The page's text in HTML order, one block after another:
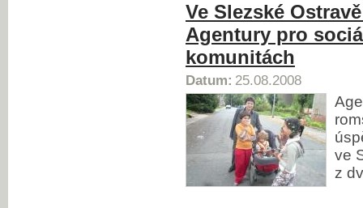
Ve Slezské
Agentury pro
komunitách
Datum: 25.08.2008
ve
z